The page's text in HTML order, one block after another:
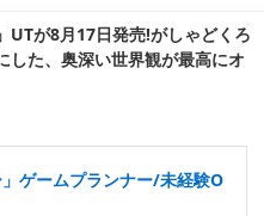
UTが8月17日発売!がしゃどくろ
した、奥深い世界観が最高にオ
ゲームプランナー/未経験O